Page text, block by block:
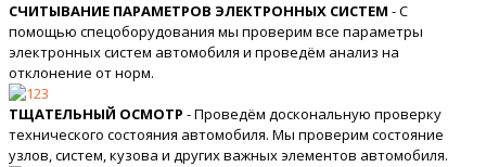
СЧИТЫВАНИЕ ПАРАМЕТРОВ ЭЛЕКТРОННЫХ СИСТЕМ - С
помощью спецоборудования мы проверим все параметры
электронных систем автомобиля и проведём анализ на
отклонение от норм.
ТЩАТЕЛЬНЫЙ ОСМОТР - Проведём доскональную проверку
технического состояния автомобиля. Мы проверим состояние
узлов, систем, кузова и других важных элементов автомобиля.